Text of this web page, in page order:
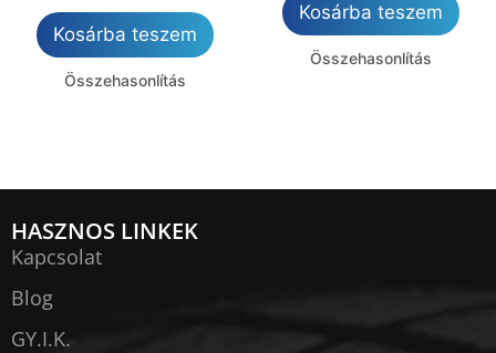
Kosárba teszem
Összehasonlítás
Kosárba teszem
Összehasonlítás
HASZNOS LINKEK
Kapcsolat
Blog
GY.I.K.